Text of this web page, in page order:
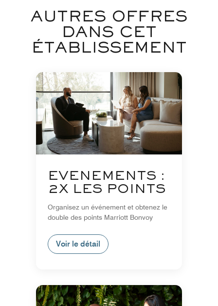
AUTRES OFFRES
DANS CET
ÉTABLISSEMENT
ÉVÉNEMENTS :
2X LES POINTS
Organisez un événement et obtenez le
double des points Marriott Bonvoy
Voir le détail